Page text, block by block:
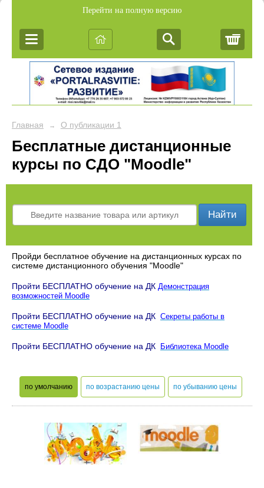
Перейти на полную версию
Главная → О публикации 1
Бесплатные дистанционные
курсы по СДО "Moodle"
Найти
Пройди бесплатное обучение на дистанционных курсах по
системе дистанционного обучения "Moodle"
Пройти БЕСПЛАТНО обучение на ДК Демонстрация
возможностей Moodle
Пройти БЕСПЛАТНО обучение на ДК Секреты работы в
системе Moodle
Пройти БЕСПЛАТНО обучение на ДК Библиотека Moodle
по умолчанию по возрастанию цены по убыванию цены